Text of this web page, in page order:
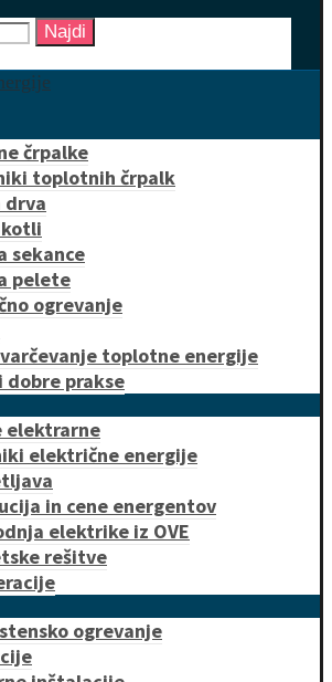
Najdi
črpalke
toplotnih črpalk
drva
sekance
pelete
ogrevanje
toplotne energije
dobre prakse
elektrarne
električne energije
in cene energentov
elektrike iz OVE
rešitve
ogrevanje